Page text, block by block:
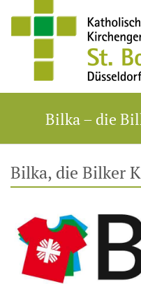
Bilka – die
Bilka, die Bilker